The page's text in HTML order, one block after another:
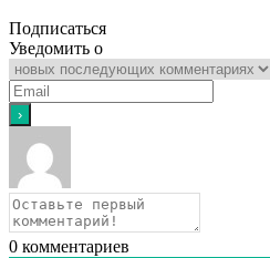
Подписаться
Уведомить о
0 комментариев